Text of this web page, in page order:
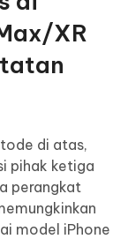
XR
di atas,
pihak ketiga
perangkat
model iPhone